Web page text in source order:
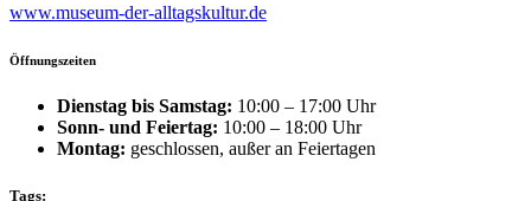
www.museum-der-alltagskultur.de
Öffnungszeiten
Dienstag bis Samstag: 10:00 – 17:00 Uhr
Sonn- und Feiertag: 10:00 – 18:00 Uhr
Montag: geschlossen, außer an Feiertagen
Tags: